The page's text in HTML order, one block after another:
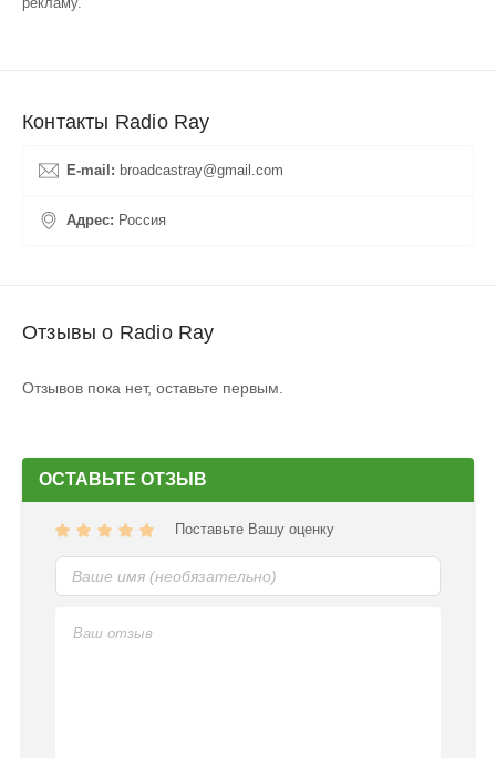
Контакты Radio Ray
E-mail: broadcastray@gmail.com
Адрес: Россия
Отзывы о Radio Ray
Отзывов пока нет, оставьте первым.
ОСТАВЬТЕ ОТЗЫВ
Поставьте Вашу оценку